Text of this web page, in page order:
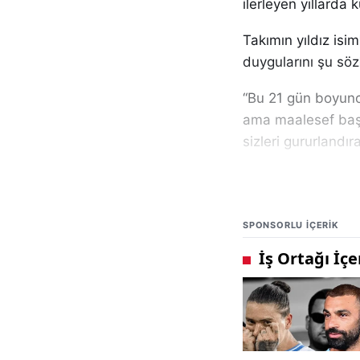
ilerleyen yıllarda
Takımın yıldız
duygularını şu
“Bu 21 gün
ama maalesef
sizleri
“Bizi destek
olmadı. Böyle bir
çok genç bir
Milli takım
eşliğinde
SPONSORLU IÇERIK